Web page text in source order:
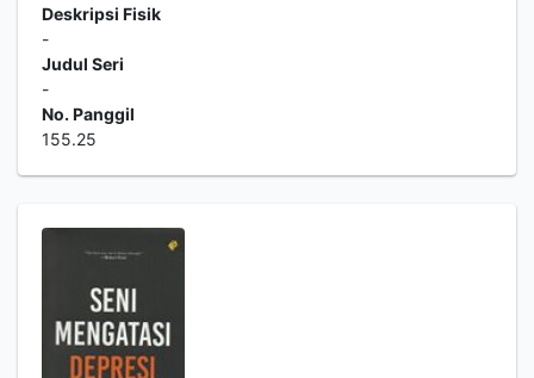
Deskripsi Fisik
-
Judul Seri
-
No. Panggil
155.25